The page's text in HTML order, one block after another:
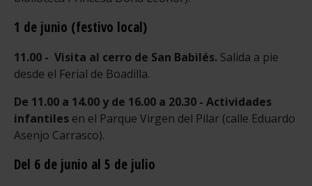
1 de junio (festivo local)
11.00 - Visita al cerro de San Babilés. Salida a pie
desde el Ferial de Boadilla.
De 11.00 a 14.00 y de 16.00 a 20.30 - Actividades
infantiles en el Parque Virgen del Pilar (calle Eduardo
Asenjo Carrasco).
Del 6 de junio al 5 de julio